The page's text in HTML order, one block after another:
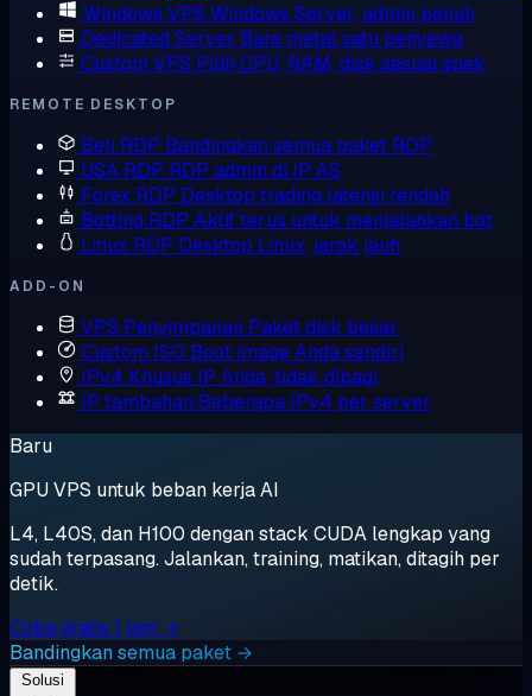
Windows VPS Windows Server, admin penuh
Dedicated Server Bare metal satu penyewa
Custom VPS Pilih CPU, RAM, disk sesuai spek
REMOTE DESKTOP
Beli RDP Bandingkan semua paket RDP
USA RDP RDP admin di IP AS
Forex RDP Desktop trading latensi rendah
Botting RDP Aktif terus untuk menjalankan bot
Linux RDP Desktop Linux, jarak jauh
ADD-ON
VPS Penyimpanan Paket disk besar
Custom ISO Boot image Anda sendiri
IPv4 Khusus IP Anda, tidak dibagi
IP tambahan Beberapa IPv4 per server
Baru
GPU VPS untuk beban kerja AI
L4, L40S, dan H100 dengan stack CUDA lengkap yang
sudah terpasang. Jalankan, training, matikan, ditagih per
detik.
Coba gratis 1 jam →
Bandingkan semua paket →